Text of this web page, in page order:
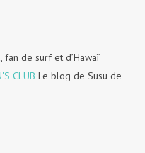
fan de surf et d’Hawaï
CLUB Le blog de Susu de